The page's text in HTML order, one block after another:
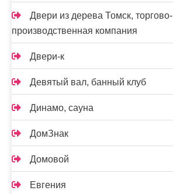
Двери из дерева Томск, торгово-
производственная компания
Двери-к
Девятый вал, банный клуб
Динамо, сауна
ДомЗнак
Домовой
Евгения